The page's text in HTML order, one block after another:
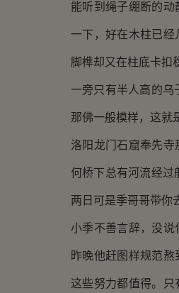
能听到绳子绷断的
一下，好在木柱已经
脚榫却又在柱底卡扣
一旁只有半人高的乌
那佛一般模样，这就
洛阳龙门石窟奉先
何桥下总有河流经过
两日可是季哥哥带你
小季不善言辞，没说
昨晚他赶图样规范
这些努力都值得。